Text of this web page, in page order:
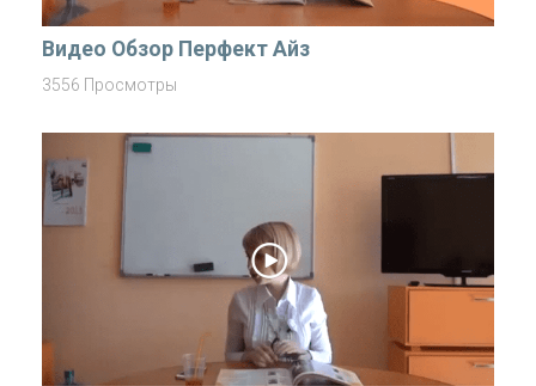
Видео Обзор Перфект Айз
3556 Просмотры